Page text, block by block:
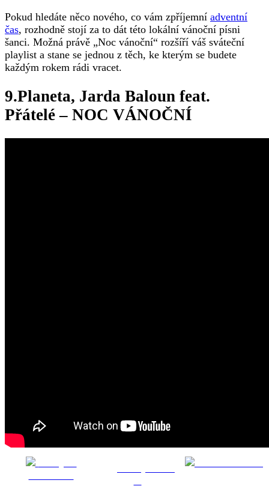
Pokud hledáte něco nového, co vám zpříjemní adventní
čas, rozhodně stojí za to dát této lokální vánoční písni
šanci. Možná právě „Noc vánoční“ rozšíří váš sváteční
playlist a stane se jednou z těch, ke kterým se budete
každým rokem rádi vracet.
9.Planeta, Jarda Baloun feat.
Přátelé – NOC VÁNOČNÍ